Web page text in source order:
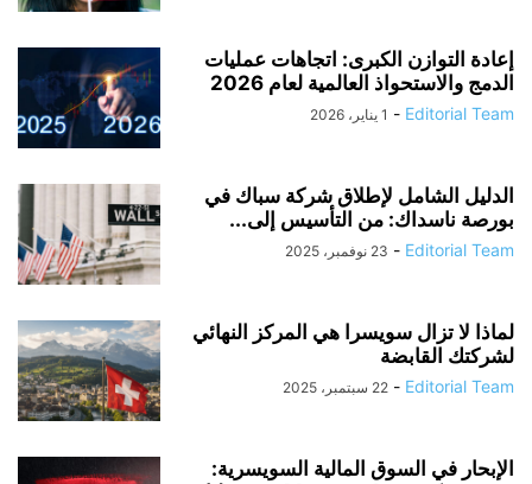
إعادة التوازن الكبرى: اتجاهات عمليات
الدمج والاستحواذ العالمية لعام 2026
Editorial Team
- 1 يناير، 2026
الدليل الشامل لإطلاق شركة سباك في
بورصة ناسداك: من التأسيس إلى...
Editorial Team
- 23 نوفمبر، 2025
لماذا لا تزال سويسرا هي المركز النهائي
لشركتك القابضة
Editorial Team
- 22 سبتمبر، 2025
الإبحار في السوق المالية السويسرية: